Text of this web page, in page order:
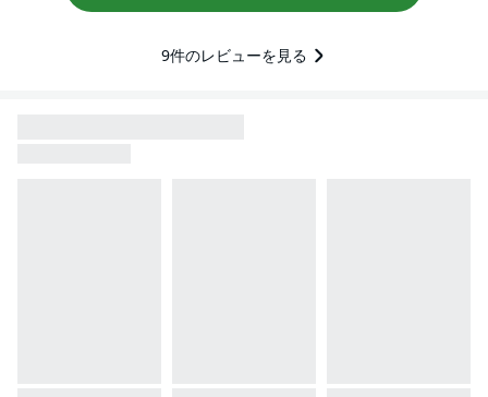
9件のレビューを見る